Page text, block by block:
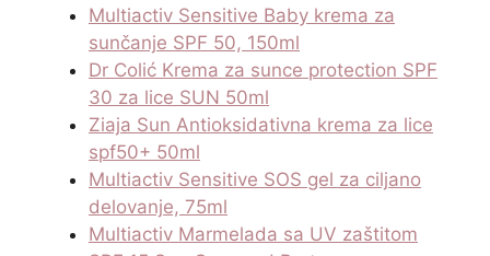
Multiactiv Sensitive Baby krema za
sunčanje SPF 50, 150ml
Dr Colić Krema za sunce protection SPF
30 za lice SUN 50ml
Ziaja Sun Antioksidativna krema za lice
spf50+ 50ml
Multiactiv Sensitive SOS gel za ciljano
delovanje, 75ml
Multiactiv Marmelada sa UV zaštitom